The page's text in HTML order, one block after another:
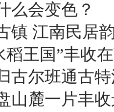
么会变色？
镇 江南民居
稻王国”丰收
古尔班通古
山麓一片丰